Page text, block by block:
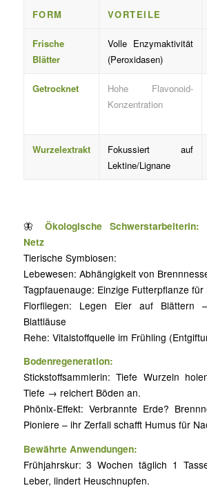
FORM VORTEILE
Frische
Blätter
Volle Enzymaktivität
(Peroxidasen)
Getrocknet
Hohe Flavonoid-
Konzentration
Wurzelextrakt
Fokussiert auf
Lektine/Lignane
🦋Ökologische
Netz
Tierische Symbiosen:
Lebewesen: Abhängigkeit von
Tagpfauenauge: Einzige Futterpflanze für
Florfliegen: Legen Eier auf Blättern
Blattläuse
Rehe: Vitalstoffquelle im Frühling
Bodenregeneration:
Stickstoffsammlerin: Tiefe Wurzeln
Tiefe → reichert Böden an.
Phönix-Effekt: Verbrannte Erde?
Pioniere – ihr Zerfall schafft Humus für
Bewährte Anwendungen:
Frühjahrskur: 3 Wochen täglich 1
Leber, lindert Heuschnupfen.